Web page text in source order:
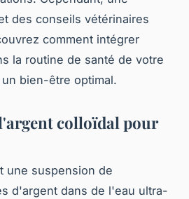
des conseils vétérinaires
comment intégrer
la routine de santé de votre
bien-être optimal.
colloïdal pour
une suspension de
d'argent dans de l'eau ultra-